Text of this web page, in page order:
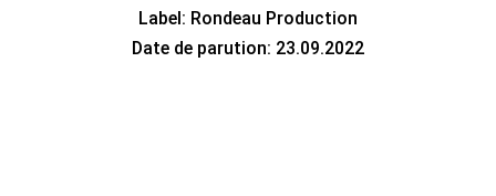
Label: Rondeau Production
Date de parution: 23.09.2022